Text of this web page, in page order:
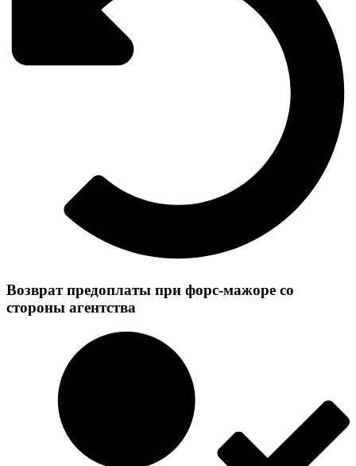
Возврат предоплаты при форс-мажоре со
стороны агентства